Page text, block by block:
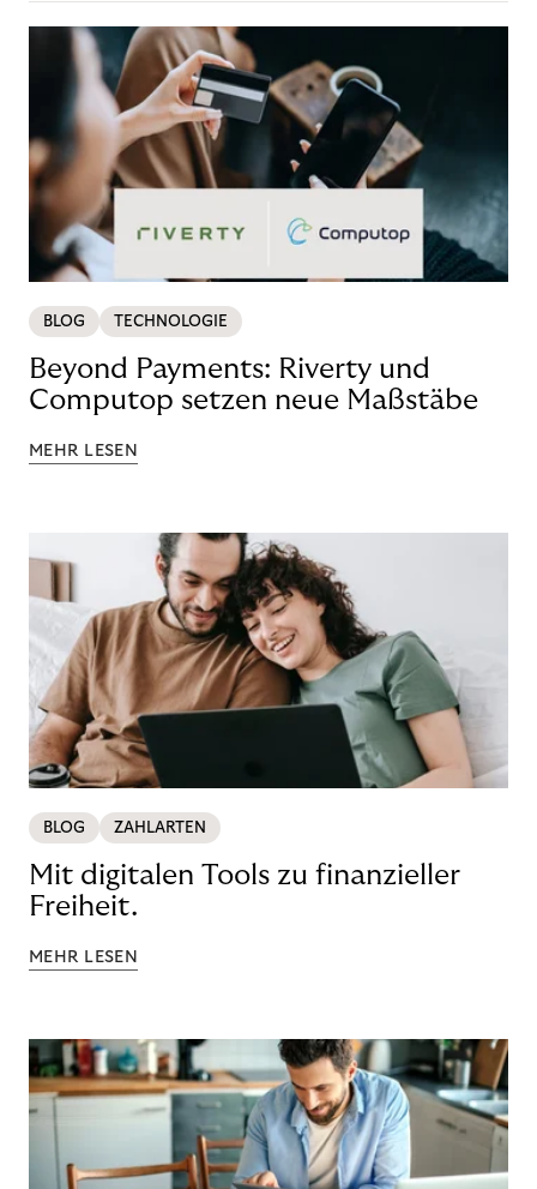
BLOG TECHNOLOGIE
Beyond Payments: Riverty und
Computop setzen neue Maßstäbe
MEHR LESEN
BLOG ZAHLARTEN
Mit digitalen Tools zu finanzieller
Freiheit.
MEHR LESEN